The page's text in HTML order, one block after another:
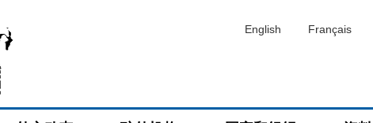
English Français